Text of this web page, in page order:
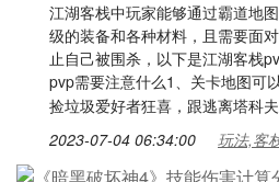
江湖客栈中玩家能够通过霸道地
级的装备和各种材料，且需要面
止自己被围杀，以下是江湖客栈
pvp需要注意什么1、关卡地图可
捡垃圾爱好者狂喜，跟逃离塔科
2023-07-04 06:34:00 玩法,客